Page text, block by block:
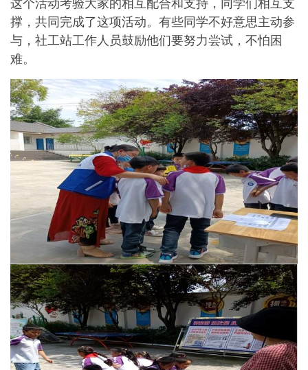
这个活动考验大家的相互配合和支持，同学们相互支
撑，共同完成了这项活动。有些同学不好意思主动参
与，社工站工作人员鼓励他们要努力尝试，不怕困
难。